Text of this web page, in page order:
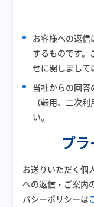
お客様への返信
するものです。
せに関しまして
当社からの回答
（転用、二次
い。
プ
お送りいただく個
への返信・ご案内
バシーポリシーは